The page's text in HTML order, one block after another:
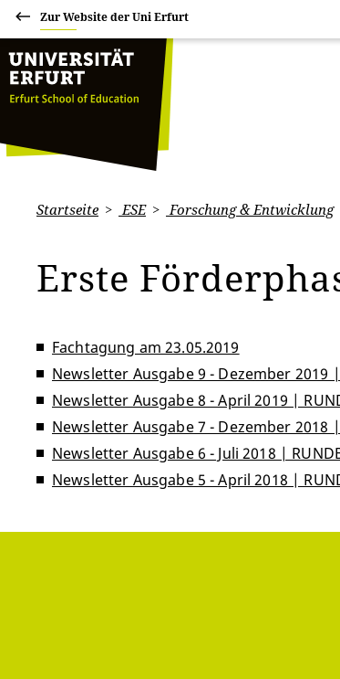
Zur Website der Uni Erfurt
Startseite ESE Forschung & Entwicklung
Erste
Fachtagung am 23.05.2019
Newsletter Ausgabe 9 - Dezember 2019 |
Newsletter Ausgabe 8 - April 2019 |
Newsletter Ausgabe 7 - Dezember 2018 |
Newsletter Ausgabe 6 - Juli 2018 |
Newsletter Ausgabe 5 - April 2018 |